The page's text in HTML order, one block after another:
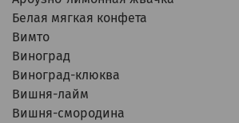
Белая мягкая конфета
Вимто
Виноград
Виноград-клюква
Вишня-лайм
Вишня-смородина